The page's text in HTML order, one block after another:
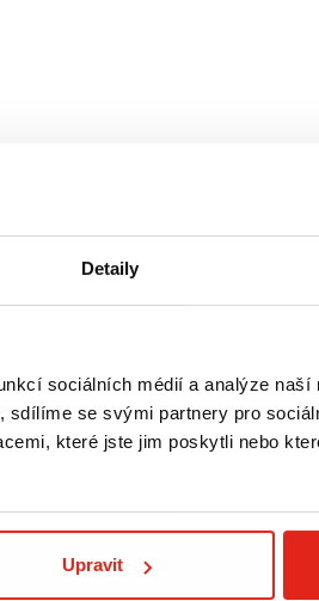
Detaily
sociálních médií a analýze
se svými partnery pro
které jste jim poskytli nebo
Upravit